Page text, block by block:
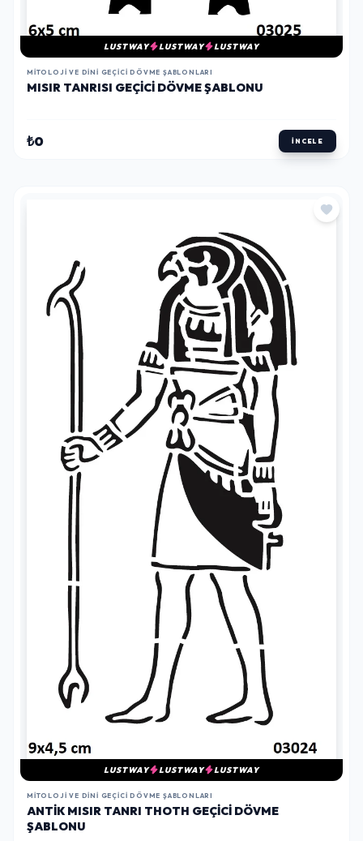
LUSTWAY LUSTWAY LUSTWAY
MITOLOJI VE DINI GEÇICI DÖVME ŞABLONLARI
MISIR TANRISI GEÇICI DÖVME ŞABLONU
₺0 İNCELE
LUSTWAY LUSTWAY LUSTWAY
MITOLOJI VE DINI GEÇICI DÖVME ŞABLONLARI
ANTIK MISIR TANRI THOTH GEÇICI DÖVME
ŞABLONU